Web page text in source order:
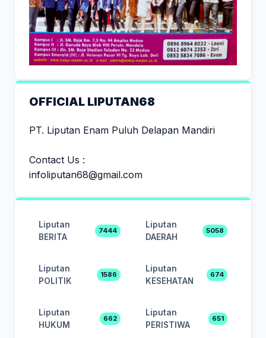
OFFICIAL LIPUTAN68
PT. Liputan Enam Puluh Delapan Mandiri
Contact Us :
infoliputan68@gmail.com
Liputan
BERITA
7444
Liputan
DAERAH
5058
Liputan
POLITIK
1586
Liputan
KESEHATAN
674
Liputan
HUKUM
662
Liputan
PERISTIWA
651